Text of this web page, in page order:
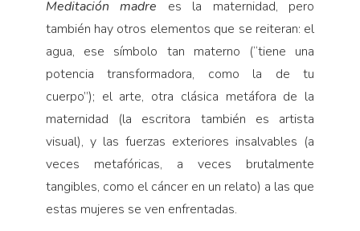
Meditación madre es la maternidad, pero
también hay otros elementos que se reiteran: el
agua, ese símbolo tan materno (“tiene una
potencia transformadora, como la de tu
cuerpo”); el arte, otra clásica metáfora de la
maternidad (la escritora también es artista
visual), y las fuerzas exteriores insalvables (a
veces metafóricas, a veces brutalmente
tangibles, como el cáncer en un relato) a las que
estas mujeres se ven enfrentadas.